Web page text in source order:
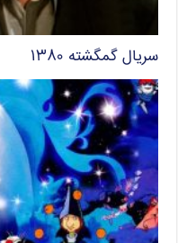
سریال گمگشته ۱۳۸۰